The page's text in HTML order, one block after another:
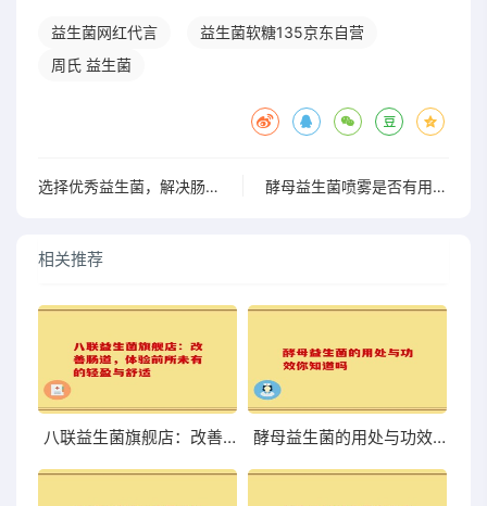
益生菌网红代言
益生菌软糖135京东自营
周氏 益生菌
选择优秀益生菌，解决肠道问题的佳选择，了解哪些品牌值得关注 酵母益生菌喷雾是否有用 探究其功效与实际效果
相关推荐
八联益生菌旗舰店：改善肠道，体验前所未有的轻盈与舒适 酵母益生菌的用处与功效你知道吗